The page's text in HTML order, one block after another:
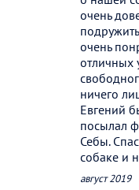
очень
очень
отличных
ничего
Евгений
посылал
Себы.
собаке и
август 2019